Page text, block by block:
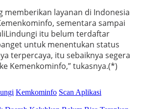
memberikan layanan di Indonesia
sementara sampai
itu belum terdaftar
untuk menentukan status
terpercaya, itu sebaiknya segera
Kemenkominfo,” tukasnya.(*)
Kemkominfo Scan Aplikasi